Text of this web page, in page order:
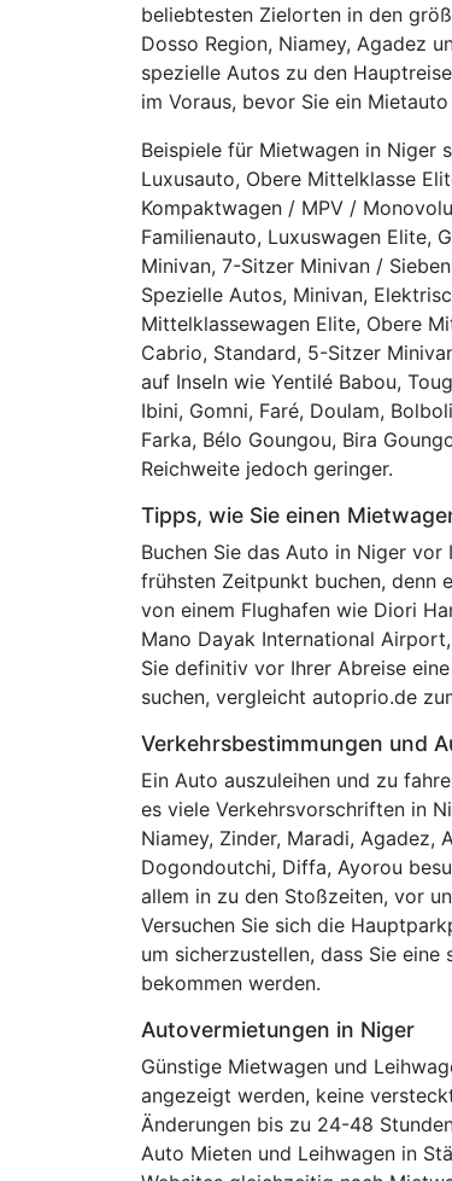
beliebtesten Zielorten in den
Dosso Region, Niamey, Agadez
spezielle Autos zu den
im Voraus, bevor Sie ein
Beispiele für Mietwagen in Niger
Luxusauto, Obere Mittelklasse
Kompaktwagen / MPV /
Familienauto, Luxuswagen Elite,
Minivan, 7-Sitzer Minivan /
Spezielle Autos, Minivan,
Mittelklassewagen Elite, Obere
Cabrio, Standard, 5-Sitzer
auf Inseln wie Yentilé Babou,
Ibini, Gomni, Faré, Doulam,
Farka, Bélo Goungou, Bira
Reichweite jedoch geringer.
Tipps, wie Sie einen
Buchen Sie das Auto in Niger
frühsten Zeitpunkt buchen, denn
von einem Flughafen wie Diori
Mano Dayak International
Sie definitiv vor Ihrer Abreise
suchen, vergleicht autoprio.de
Verkehrsbestimmungen und
Ein Auto auszuleihen und zu
es viele Verkehrsvorschriften in
Niamey, Zinder, Maradi, Agadez,
Dogondoutchi, Diffa, Ayorou
allem in zu den Stoßzeiten, vor
Versuchen Sie sich die
um sicherzustellen, dass Sie
bekommen werden.
Autovermietungen in Niger
Günstige Mietwagen und
angezeigt werden, keine
Änderungen bis zu 24-48
Auto Mieten und Leihwagen in